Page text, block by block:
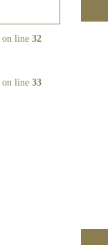
on line 32
on line 33